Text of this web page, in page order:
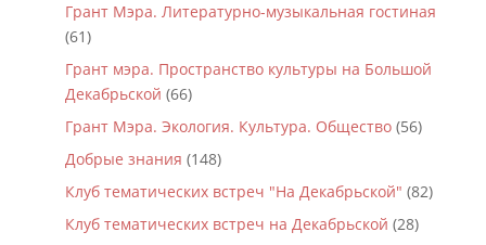
Грант Мэра. Литературно-музыкальная гостиная
(61)
Грант мэра. Пространство культуры на Большой
Декабрьской (66)
Грант Мэра. Экология. Культура. Общество(56)
Добрые знания (148)
Клуб тематических встреч "На Декабрьской" (82)
Клуб тематических встреч на Декабрьской (28)